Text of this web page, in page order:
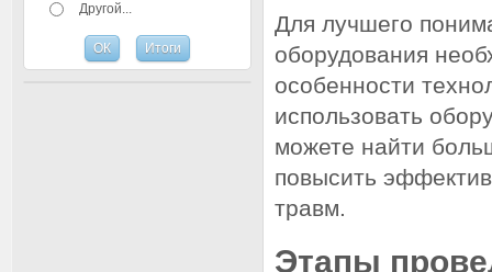
Другой...
Для лучшего
оборудования
особенности
использовать
можете найти
повысить
травм.
Этапы